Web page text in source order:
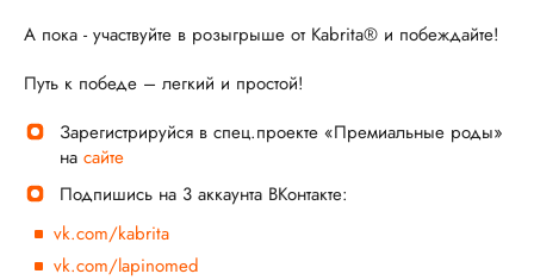
А пока - участвуйте в розыгрыше от Kabrita® и побеждайте!
Путь к победе – легкий и простой!
Зарегистрируйся в спец.проекте «Премиальные роды»
на сайте
Подпишись на 3 аккаунта ВКонтакте:
vk.com/kabrita
vk.com/lapinomed